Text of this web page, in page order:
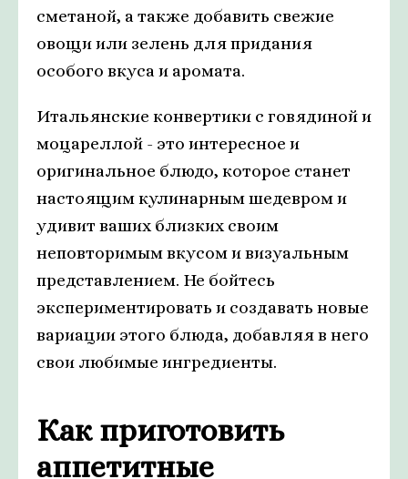
сметаной, а также добавить свежие
овощи или зелень для придания
особого вкуса и аромата.
Итальянские конвертики с говядиной и
моцареллой - это интересное и
оригинальное блюдо, которое станет
настоящим кулинарным шедевром и
удивит ваших близких своим
неповторимым вкусом и визуальным
представлением. Не бойтесь
экспериментировать и создавать новые
вариации этого блюда, добавляя в него
свои любимые ингредиенты.
Как приготовить
аппетитные